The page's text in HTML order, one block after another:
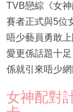
TVB戀綜《女
賽者正式與5位
唔少藝員勇敢
愛更係話題十
係就引來唔少
女神配對